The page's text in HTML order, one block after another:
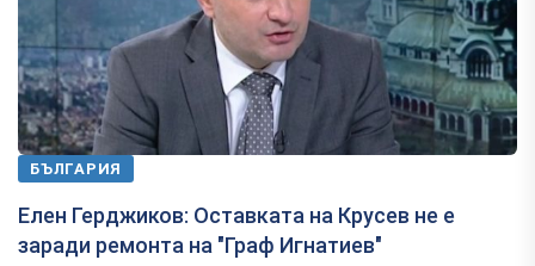
БЪЛГАРИЯ
Елен Герджиков: Оставката на Крусев не е
заради ремонта на "Граф Игнатиев"